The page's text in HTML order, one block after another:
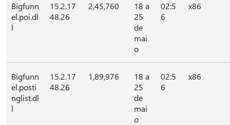
Bigfunn
el.poi.dl
l
15.2.17
48.26
2,45,760
18 a
25
de
mai
o
02:5
6
x86
Bigfunn
el.posti
nglist.dl
l
15.2.17
48.26
1,89,976
18 a
25
de
mai
o
02:5
6
x86